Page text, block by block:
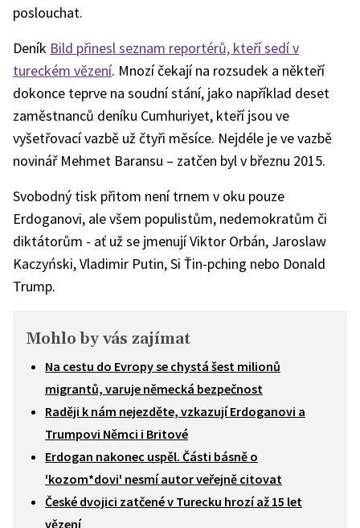
poslouchat.
Deník Bild přinesl seznam reportérů, kteří sedí v
tureckém vězení. Mnozí čekají na rozsudek a někteří
dokonce teprve na soudní stání, jako například deset
zaměstnanců deníku Cumhuriyet, kteří jsou ve
vyšetřovací vazbě už čtyři měsíce. Nejdéle je ve vazbě
novinář Mehmet Baransu – zatčen byl v březnu 2015.
Svobodný tisk přitom není trnem v oku pouze
Erdoganovi, ale všem populistům, nedemokratům či
diktátorům - ať už se jmenují Viktor Orbán, Jaroslaw
Kaczyński, Vladimir Putin, Si Ťin-pching nebo Donald
Trump.
Mohlo by vás zajímat
Na cestu do Evropy se chystá šest milionů
migrantů, varuje německá bezpečnost
Raději k nám nejezděte, vzkazují Erdoganovi a
Trumpovi Němci i Britové
Erdogan nakonec uspěl. Části básně o
'kozom*dovi' nesmí autor veřejně citovat
České dvojici zatčené v Turecku hrozí až 15 let
vězení